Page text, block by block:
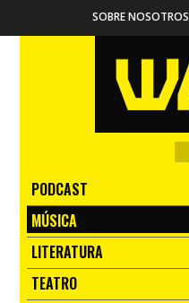
SOBRE NOSOTROS
PODCAST
MÚSICA
LITERATURA
TEATRO